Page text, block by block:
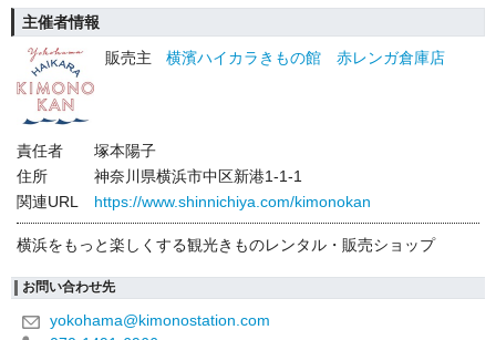
主催者情報
販売主
横濱ハイカラきもの館 赤レンガ倉庫店
責任者
塚本陽子
住所
神奈川県横浜市中区新港1-1-1
関連URL
https://www.shinnichiya.com/kimonokan
横浜をもっと楽しくする観光きものレンタル・販売ショップ
お問い合わせ先
yokohama@kimonostation.com